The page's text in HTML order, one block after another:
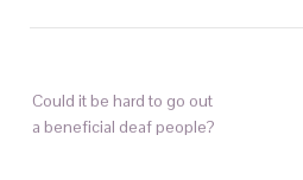
Could it be hard to go out
a beneficial deaf people?